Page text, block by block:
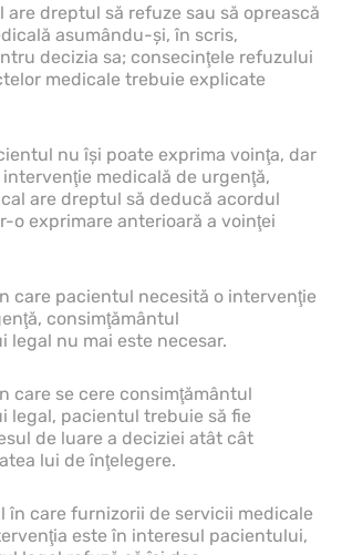
are dreptul să refuze sau să oprească
asumându-şi, în scris,
decizia sa; consecinţele refuzului
medicale trebuie explicate
nu îşi poate exprima voinţa, dar
medicală de urgenţă,
are dreptul să deducă acordul
o exprimare anterioară a voinţei
care pacientul necesită o intervenţie
consimţământul
legal nu mai este necesar.
care se cere consimţământul
legal, pacientul trebuie să fie
de luare a deciziei atât cât
lui de înţelegere.
în care furnizorii de servicii medicale
este în interesul pacientului,